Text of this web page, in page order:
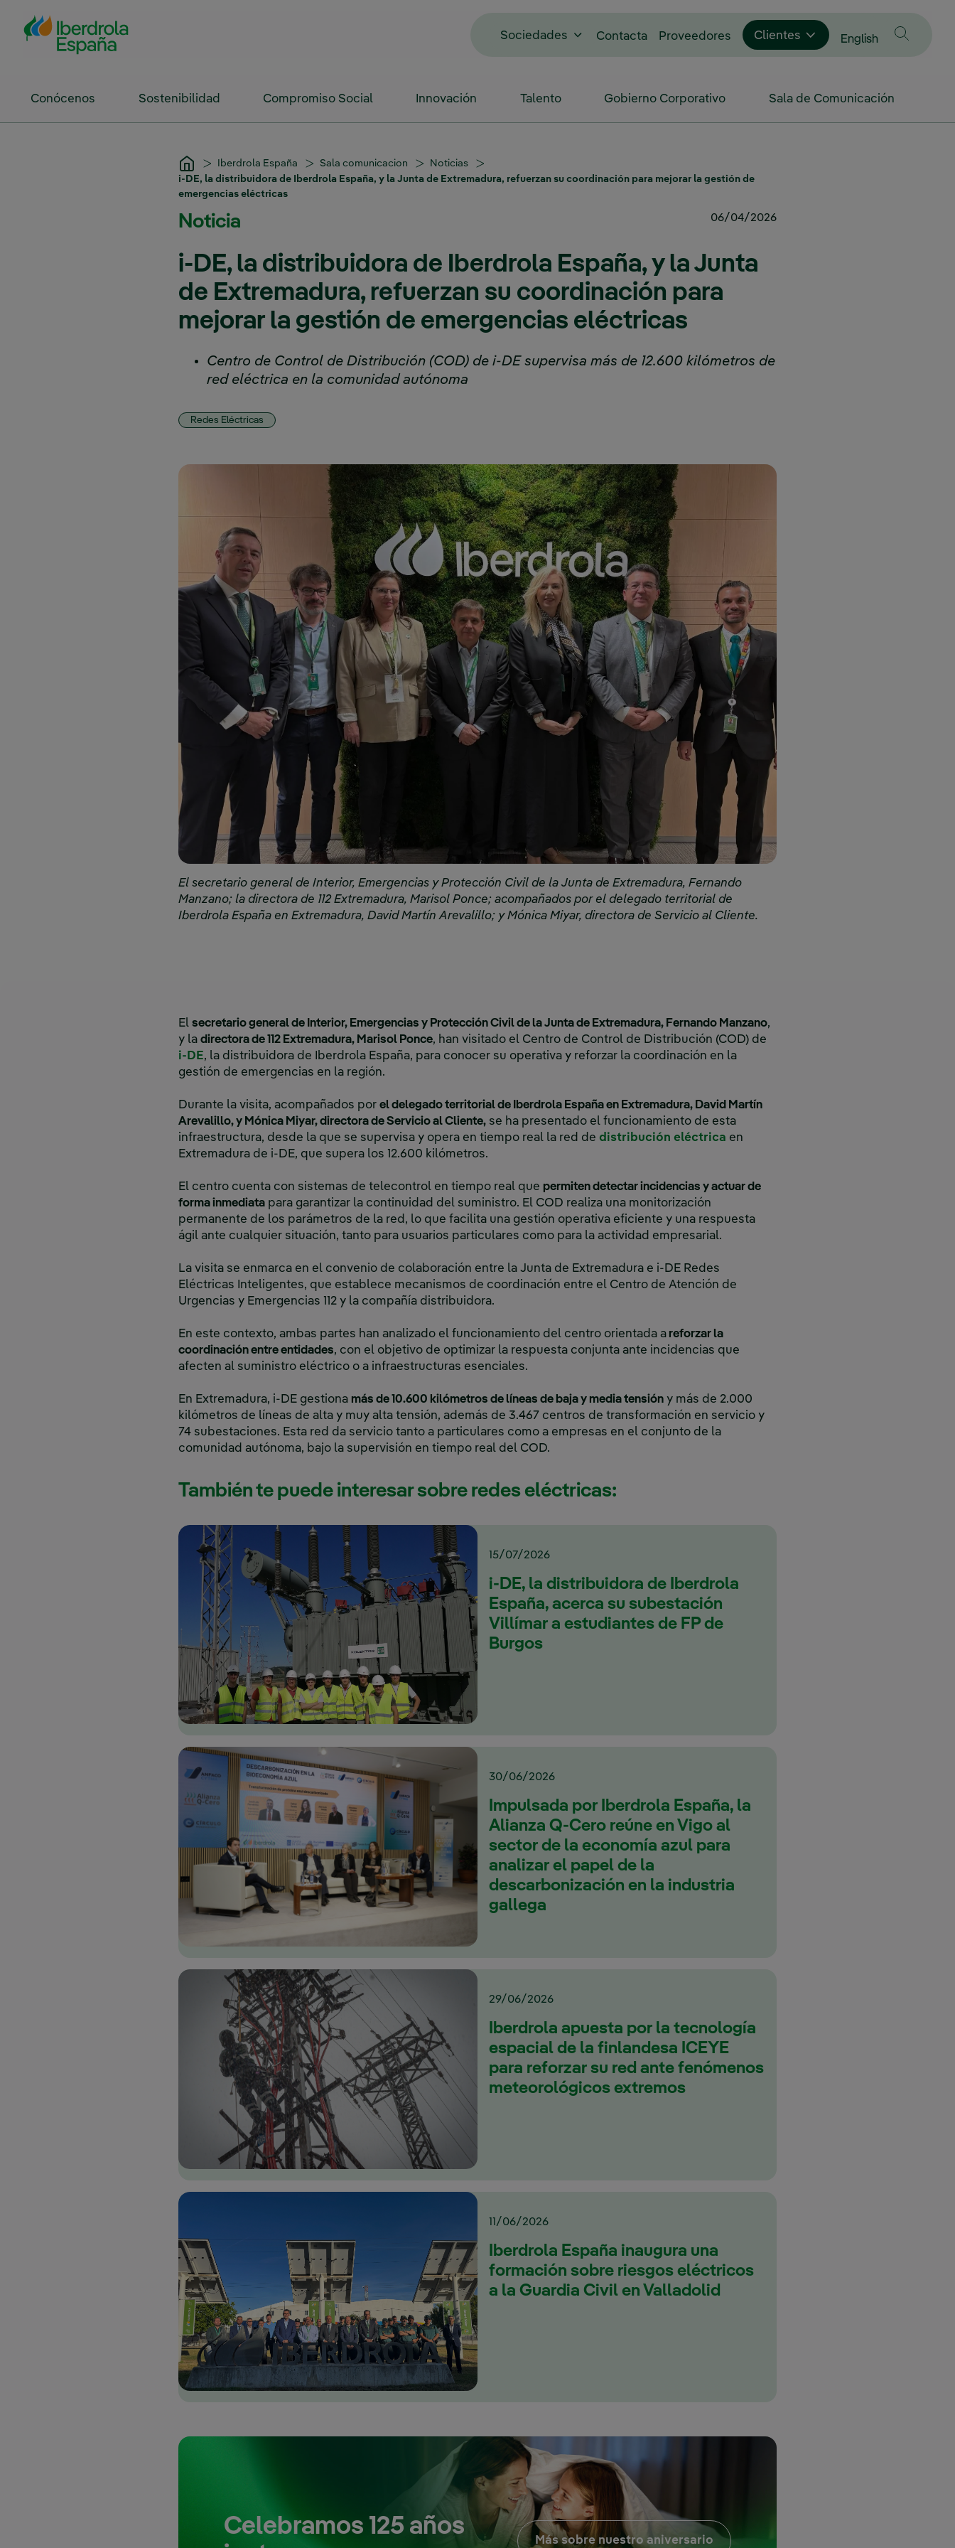
Saltar al contenido principal
Sociedades Contacta ProveedoresEnlace externo, se abre en ventana
Clientes Cambiar idioma a
English
Conócenos Sostenibilidad Compromiso Social Innovación Talento Gobierno Corporativo Sala de Comunicación
Iberdrola España Sala comunicacion
Noticias
i-DE, la distribuidora de Iberdrola España, y la Junta de Extremadura, refuerzan su coordinación para mejorar la gestión de
emergencias eléctricas
Noticia 06/04/2026
i-DE, la distribuidora de Iberdrola España, y la Junta
de Extremadura, refuerzan su coordinación para
mejorar la gestión de emergencias eléctricas
Centro de Control de Distribución (COD) de i-DE supervisa más de 12.600 kilómetros de
red eléctrica en la comunidad autónoma
Redes Eléctricas
El secretario general de Interior, Emergencias y Protección Civil de la Junta de Extremadura, Fernando
Manzano; la directora de 112 Extremadura, Marisol Ponce; acompañados por el delegado territorial de
Iberdrola España en Extremadura, David Martín Arevalillo; y Mónica Miyar, directora de Servicio al Cliente.
El secretario general de Interior, Emergencias y Protección Civil de la Junta de Extremadura, Fernando Manzano,
y la directora de 112 Extremadura, Marisol Ponce, han visitado el Centro de Control de Distribución (COD) de
i-DE, la distribuidora de Iberdrola España, para conocer su operativa y reforzar la coordinación en la
gestión de emergencias en la región.
Durante la visita, acompañados por el delegado territorial de Iberdrola España en Extremadura, David Martín
Arevalillo, y Mónica Miyar, directora de Servicio al Cliente, se ha presentado el funcionamiento de esta
infraestructura, desde la que se supervisa y opera en tiempo real la red de distribución eléctrica en
Extremadura de i-DE, que supera los 12.600 kilómetros.
El centro cuenta con sistemas de telecontrol en tiempo real que permiten detectar incidencias y actuar de
forma inmediata para garantizar la continuidad del suministro. El COD realiza una monitorización
permanente de los parámetros de la red, lo que facilita una gestión operativa eficiente y una respuesta
ágil ante cualquier situación, tanto para usuarios particulares como para la actividad empresarial.
La visita se enmarca en el convenio de colaboración entre la Junta de Extremadura e i-DE Redes
Eléctricas Inteligentes, que establece mecanismos de coordinación entre el Centro de Atención de
Urgencias y Emergencias 112 y la compañía distribuidora.
En este contexto, ambas partes han analizado el funcionamiento del centro orientada a reforzar la
coordinación entre entidades, con el objetivo de optimizar la respuesta conjunta ante incidencias que
afecten al suministro eléctrico o a infraestructuras esenciales.
En Extremadura, i-DE gestiona más de 10.600 kilómetros de líneas de baja y media tensión y más de 2.000
kilómetros de líneas de alta y muy alta tensión, además de 3.467 centros de transformación en servicio y
74 subestaciones. Esta red da servicio tanto a particulares como a empresas en el conjunto de la
comunidad autónoma, bajo la supervisión en tiempo real del COD.
También te puede interesar sobre redes eléctricas:
15/07/2026
i-DE, la distribuidora de Iberdrola
España, acerca su subestación
Villímar a estudiantes de FP de
Burgos
30/06/2026
Impulsada por Iberdrola España, la
Alianza Q-Cero reúne en Vigo al
sector de la economía azul para
analizar el papel de la
descarbonización en la industria
gallega
29/06/2026
Iberdrola apuesta por la tecnología
espacial de la finlandesa ICEYE
para reforzar su red ante fenómenos
meteorológicos extremos
11/06/2026
Iberdrola España inaugura una
formación sobre riesgos eléctricos
a la Guardia Civil en Valladolid
Celebramos 125 años
Más sobre nuestro aniversario Enlace externo, se abre en ventana